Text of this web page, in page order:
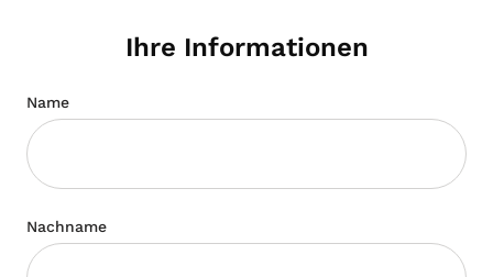
Ihre Informationen
Name
Nachname